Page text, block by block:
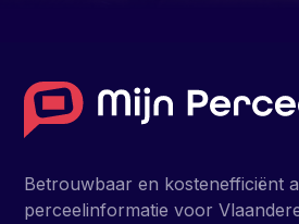
Betrouwbaar en kostenefficiënt
perceelinformatie voor